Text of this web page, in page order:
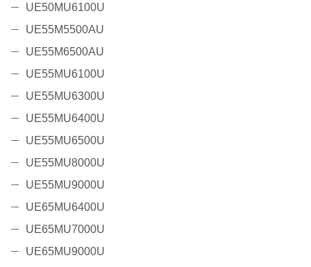
UE50MU6100U
UE55M5500AU
UE55M6500AU
UE55MU6100U
UE55MU6300U
UE55MU6400U
UE55MU6500U
UE55MU8000U
UE55MU9000U
UE65MU6400U
UE65MU7000U
UE65MU9000U